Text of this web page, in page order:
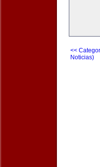
<<
Noticias)